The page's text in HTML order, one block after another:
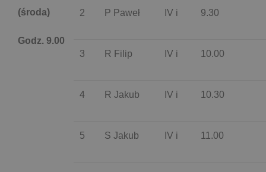
(środa)
Godz. 9.00
2 P Paweł IV i 9.30
3 R Filip IV i 10.00
4 R Jakub IV i 10.30
5 S Jakub IV i 11.00